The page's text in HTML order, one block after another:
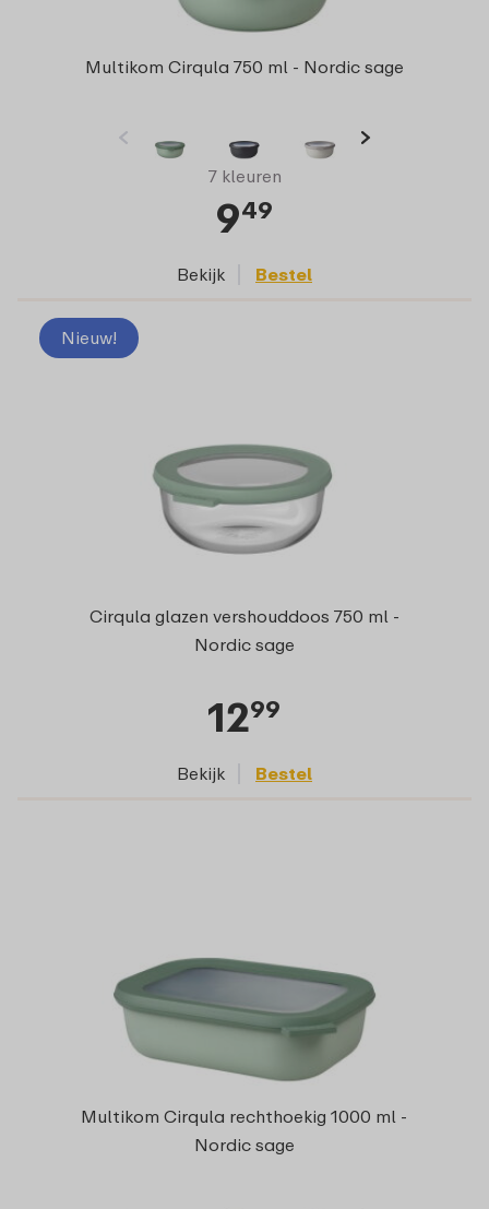
Multikom Cirqula 750 ml - Nordic sage
7 kleuren
949
Bekijk Bestel
Nieuw!
Cirqula glazen vershouddoos 750 ml -
Nordic sage
1299
Bekijk Bestel
Multikom Cirqula rechthoekig 1000 ml -
Nordic sage